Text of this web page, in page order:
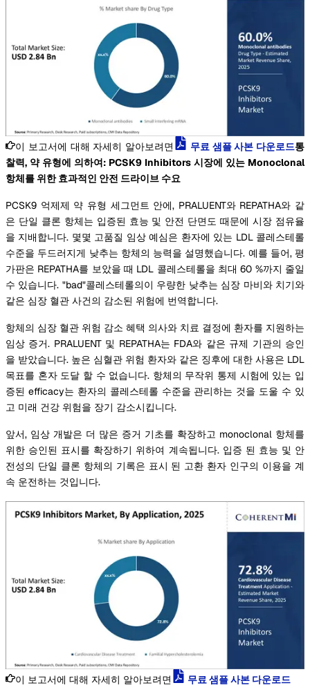
이 보고서에 대해 자세히 알아보려면 무료 샘플 사본 다운로드통
찰력, 약 유형에 의하여: PCSK9 Inhibitors 시장에 있는 Monoclonal
항체를 위한 효과적인 안전 드라이브 수요
PCSK9 억제제 약 유형 세그먼트 안에, PRALUENT와 REPATHA와 같
은 단일 클론 항체는 입증된 효능 및 안전 단면도 때문에 시장 점유율
을 지배합니다. 몇몇 고품질 임상 예심은 환자에 있는 LDL 콜레스테롤
수준을 두드러지게 낮추는 항체의 능력을 설명했습니다. 예를 들어, 평
가판은 REPATHA를 보았을 때 LDL 콜레스테롤을 최대 60 %까지 줄일
수 있습니다. "bad"콜레스테롤의이 우량한 낮추는 심장 마비와 치기와
같은 심장 혈관 사건의 감소된 위험에 번역합니다.
항체의 심장 혈관 위험 감소 혜택 의사와 치료 결정에 환자를 지원하는
임상 증거. PRALUENT 및 REPATHA는 FDA와 같은 규제 기관의 승인
을 받았습니다. 높은 심혈관 위험 환자와 같은 징후에 대한 사용은 LDL
목표를 혼자 도달 할 수 없습니다. 항체의 무작위 통제 시험에 있는 입
증된 efficacy는 환자의 콜레스테롤 수준을 관리하는 것을 도울 수 있
고 미래 건강 위험을 장기 감소시킵니다.
앞서, 임상 개발은 더 많은 증거 기초를 확장하고 monoclonal 항체를
위한 승인된 표시를 확장하기 위하여 계속됩니다. 입증 된 효능 및 안
전성의 단일 클론 항체의 기록은 표시 된 고환 환자 인구의 이용을 계
속 운전하는 것입니다.
이 보고서에 대해 자세히 알아보려면 무료 샘플 사본 다운로드